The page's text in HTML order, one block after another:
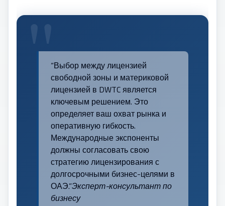
“Выбор между лицензией
свободной зоны и материковой
лицензией в DWTC является
ключевым решением. Это
определяет ваш охват рынка и
оперативную гибкость.
Международные экспоненты
должны согласовать свою
стратегию лицензирования с
долгосрочными бизнес-целями в
ОАЭ.”Эксперт-консультант по
бизнесу